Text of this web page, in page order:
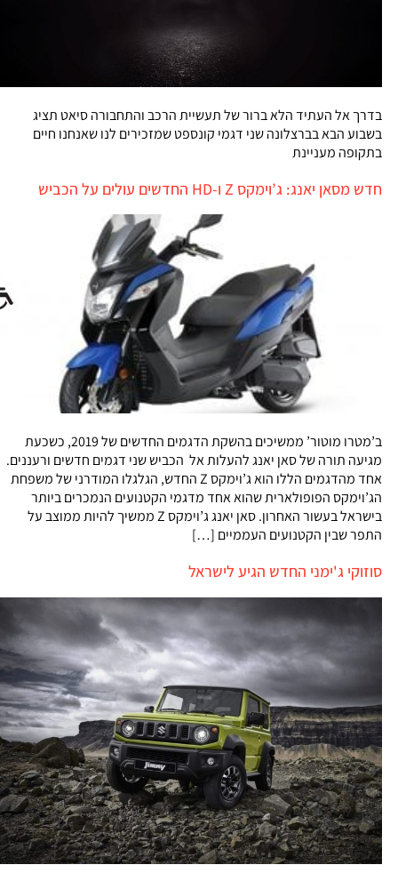
בדרך אל העתיד הלא ברור של תעשיית הרכב והתחבורה סיאט תציג
בשבוע הבא בברצלונה שני דגמי קונספט שמזכירים לנו שאנחנו חיים
בתקופה מעניינת
חדש מסאן יאנג: ג’וימקס Z ו-HD החדשים עולים על הכביש
ב’מטרו מוטור’ ממשיכים בהשקת הדגמים החדשים של 2019, כשכעת
מגיעה תורה של סאן יאנג להעלות אל הכביש שני דגמים חדשים ורעננים.
אחד מהדגמים הללו הוא ג’וימקס Z החדש, הגלגלו המודרני של משפחת
הג’וימקס הפופולארית שהוא אחד מדגמי הקטנועים הנמכרים ביותר
בישראל בעשור האחרון. סאן יאנג ג’וימקס Z ממשיך להיות ממוצב על
התפר שבין הקטנועים העממיים […]
סוזוקי ג'ימני החדש הגיע לישראל